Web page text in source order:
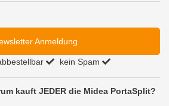
Anmeldung
kein Spam
kauft JEDER die Midea PortaSplit?